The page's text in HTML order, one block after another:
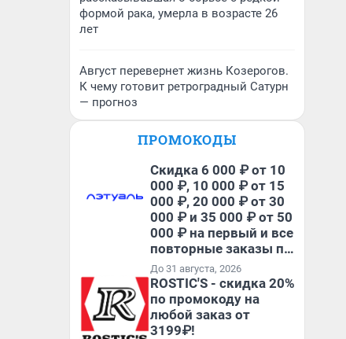
формой рака, умерла в возрасте 26
лет
Август перевернет жизнь Козерогов.
К чему готовит ретроградный Сатурн
— прогноз
ПРОМОКОДЫ
Скидка 6 000 ₽ от 10
000 ₽, 10 000 ₽ от 15
000 ₽, 20 000 ₽ от 30
000 ₽ и 35 000 ₽ от 50
000 ₽ на первый и все
повторные заказы по
промокоду НАБЕРИ
До 31 августа, 2026
ROSTIC'S - скидка 20%
по промокоду на
любой заказ от
3199₽!